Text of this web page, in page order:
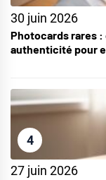
30 juin 2026
Photocards rares
authenticité pour
4
27 juin 2026